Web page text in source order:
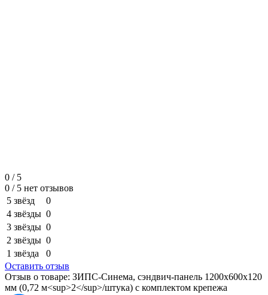
0 / 5
0 /5 нет отзывов
5 звёзд
0
4 звёзды 0
3 звёзды 0
2 звёзды 0
1 звёзда
0
Оставить отзыв
Отзыв о товаре: ЗИПС-Синема, сэндвич-панель 1200х600х120
мм (0,72 м<sup>2</sup>/штука) с комплектом крепежа